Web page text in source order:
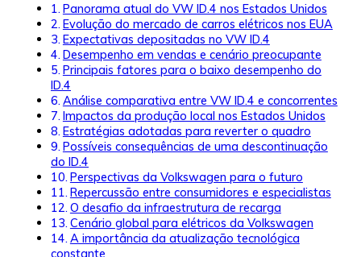
Panorama atual do VW ID.4 nos Estados Unidos
Evolução do mercado de carros elétricos nos EUA
Expectativas depositadas no VW ID.4
Desempenho em vendas e cenário preocupante
Principais fatores para o baixo desempenho do
ID.4
Análise comparativa entre VW ID.4 e concorrentes
Impactos da produção local nos Estados Unidos
Estratégias adotadas para reverter o quadro
Possíveis consequências de uma descontinuação
do ID.4
Perspectivas da Volkswagen para o futuro
Repercussão entre consumidores e especialistas
O desafio da infraestrutura de recarga
Cenário global para elétricos da Volkswagen
A importância da atualização tecnológica
constante